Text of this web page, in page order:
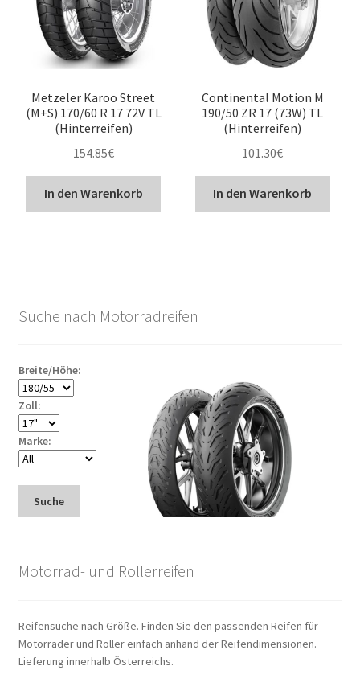
Metzeler Karoo Street
(M+S) 170/60 R 17 72V TL
(Hinterreifen)
154.85€
In den Warenkorb
Continental Motion M
190/50 ZR 17 (73W) TL
(Hinterreifen)
101.30€
In den Warenkorb
Suche nach Motorradreifen
Breite/Höhe:
Zoll:
Marke:
Suche
Motorrad- und Rollerreifen
Reifensuche nach Größe. Finden Sie den passenden Reifen für
Motorräder und Roller einfach anhand der Reifendimensionen.
Lieferung innerhalb Österreichs.